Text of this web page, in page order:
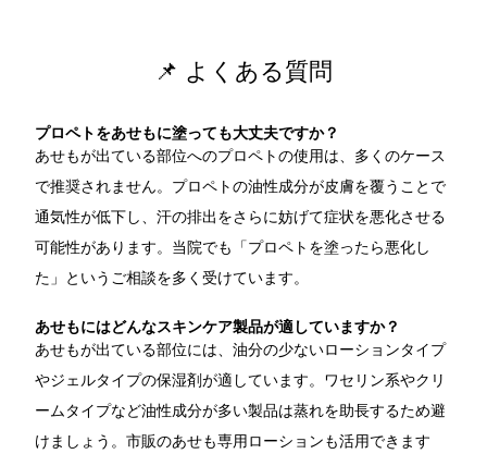
📌 よくある質問
プロペトをあせもに塗っても大丈夫ですか？
あせもが出ている部位へのプロペトの使用は、多くのケース
で推奨されません。プロペトの油性成分が皮膚を覆うことで
通気性が低下し、汗の排出をさらに妨げて症状を悪化させる
可能性があります。当院でも「プロペトを塗ったら悪化し
た」というご相談を多く受けています。
あせもにはどんなスキンケア製品が適していますか？
あせもが出ている部位には、油分の少ないローションタイプ
やジェルタイプの保湿剤が適しています。ワセリン系やクリ
ームタイプなど油性成分が多い製品は蒸れを助長するため避
けましょう。市販のあせも専用ローションも活用できます